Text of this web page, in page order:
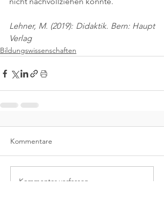
Lehner, M. (2019): Didaktik. Bern: Haupt
Verlag
Bildungswissenschaften
Kommentare
Kommentar verfassen...